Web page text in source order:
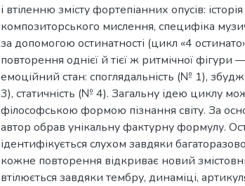
і втіленню змісту фортепіанних опусів:
композиторського мислення, специфіка
за допомогою остинатності (цикл «4
повторення однієї й тієї ж ритмічної
емоційний стан: споглядальність (№ 1),
3), статичність (№ 4). Загальну ідею циклу
філософською формою пізнання світу. За
автор обрав унікальну фактурну формулу.
ідентифікується слухом завдяки
кожне повторення відкриває новий
втілюється завдяки тембру, динаміці,